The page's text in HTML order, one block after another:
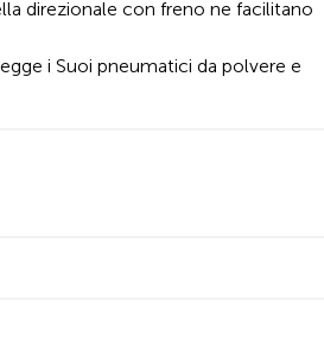
direzionale con freno ne facilitano
i Suoi pneumatici da polvere e